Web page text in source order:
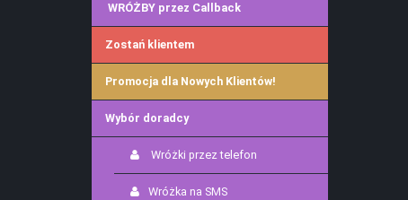
WRÓŻBY przez Callback
Zostań klientem
Promocja dla Nowych Klientów!
Wybór doradcy
Wróżki przez telefon
Wróżka na SMS